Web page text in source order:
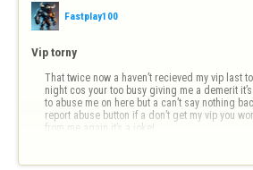
Fastplay100
Vip torny
That twice now a haven’t recieved my vip last
night cos your too busy giving me a demerit
to abuse me on here but a can’t say nothing
report abuse button if a don’t get my vip you
from me again it’s a joke!